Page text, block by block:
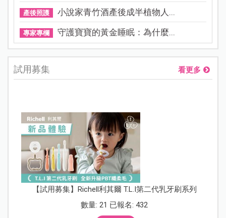
產後照護 小說家青竹酒產後成半植物人...
專家專欄 守護寶寶的黃金睡眠：為什麼...
試用募集 看更多
【試用募集】Richell利其爾 T.L.I第二代乳牙刷系列
數量: 21 已報名: 432